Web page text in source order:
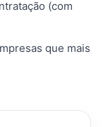
(com
que mais